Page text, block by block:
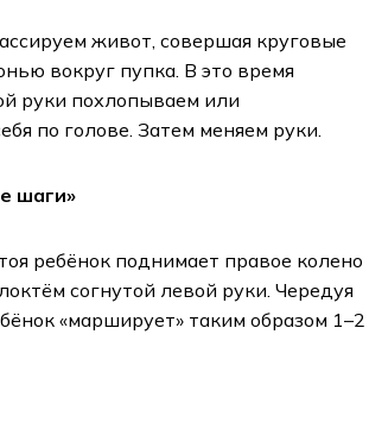
живот, совершая круговые
вокруг пупка. В это время
руки похлопываем или
по голове. Затем меняем руки.
шаги»
ребёнок поднимает правое колено
согнутой левой руки. Чередуя
«марширует» таким образом 1–2